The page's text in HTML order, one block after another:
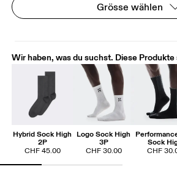
Grösse wählen
Wir haben, was du suchst. Diese Produkte
Hybrid Sock High
2P
CHF 45.00
Logo Sock High
3P
CHF 30.00
Sock
CHF